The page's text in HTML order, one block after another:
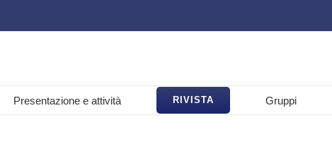
Presentazione e attività RIVISTA Gruppi